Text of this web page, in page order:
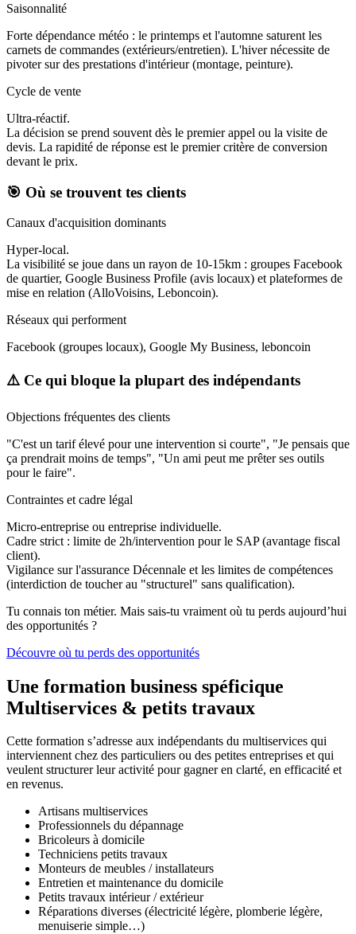
Saisonnalité
Forte dépendance météo : le printemps et l'automne saturent les
carnets de commandes (extérieurs/entretien). L'hiver nécessite de
pivoter sur des prestations d'intérieur (montage, peinture).
Cycle de vente
Ultra-réactif.
La décision se prend souvent dès le premier appel ou la visite de
devis. La rapidité de réponse est le premier critère de conversion
devant le prix.
🎯 Où se trouvent tes clients
Canaux d'acquisition dominants
Hyper-local.
La visibilité se joue dans un rayon de 10-15km : groupes Facebook
de quartier, Google Business Profile (avis locaux) et plateformes de
mise en relation (AlloVoisins, Leboncoin).
Réseaux qui performent
Facebook (groupes locaux), Google My Business, leboncoin
⚠️ Ce qui bloque la plupart des indépendants
Objections fréquentes des clients
"C'est un tarif élevé pour une intervention si courte", "Je pensais que
ça prendrait moins de temps", "Un ami peut me prêter ses outils
pour le faire".
Contraintes et cadre légal
Micro-entreprise ou entreprise individuelle.
Cadre strict : limite de 2h/intervention pour le SAP (avantage fiscal
client).
Vigilance sur l'assurance Décennale et les limites de compétences
(interdiction de toucher au "structurel" sans qualification).
Tu connais ton métier. Mais sais-tu vraiment où tu perds aujourd’hui
des opportunités ?
Découvre où tu perds des opportunités
Une formation business spéficique
Multiservices & petits travaux
Cette formation s’adresse aux indépendants du multiservices qui
interviennent chez des particuliers ou des petites entreprises et qui
veulent structurer leur activité pour gagner en clarté, en efficacité et
en revenus.
Artisans multiservices
Professionnels du dépannage
Bricoleurs à domicile
Techniciens petits travaux
Monteurs de meubles / installateurs
Entretien et maintenance du domicile
Petits travaux intérieur / extérieur
Réparations diverses (électricité légère, plomberie légère,
menuiserie simple…)